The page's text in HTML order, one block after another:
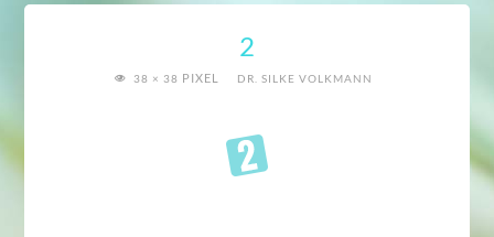
2
VOLLE38 × 38 PIXEL DR. SILKE VOLKMANN